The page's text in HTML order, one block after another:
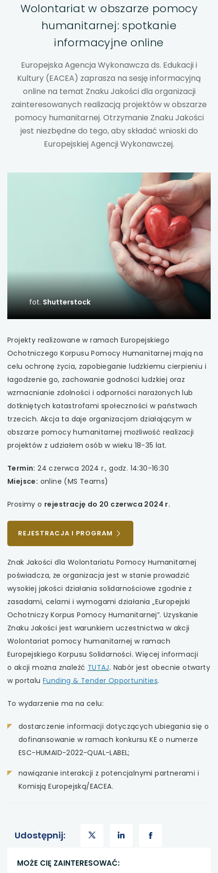
uwaga, link otwiera się w nowej karcie
uwaga, link otwiera się w nowej karcie
uwaga, link otwiera się w nowej karcie
uwaga, link otwiera się w nowej karcie
uwaga, link otwiera się w nowej karcie
uwaga, link otwiera się w nowej karcie
uwaga, link otwiera się w nowej karcie
uwaga, link otwiera się w nowej karcie
uwaga, link otwiera się w nowej karcie
uwaga, link otwiera się w nowej karcie
uwaga, link otwiera się w nowej karcie
uwaga, link otwiera się w nowej karcie
uwaga, link otwiera się w nowej karcie
uwaga, link otwiera się w nowej karcie
uwaga, link otwiera się w nowej karcie
uwaga, link otwiera się w nowej karcie
uwaga, link otwiera się w nowej karcie
uwaga, link otwiera się w nowej karcie
Wolontariat w obszarze pomocy
humanitarnej: spotkanie
informacyjne online
Europejska Agencja Wykonawcza ds. Edukacji i
Kultury (EACEA) zaprasza na sesję informacyjną
online na temat Znaku Jakości dla organizacji
zainteresowanych realizacją projektów w obszarze
pomocy humanitarnej. Otrzymanie Znaku Jakości
jest niezbędne do tego, aby składać wnioski do
Europejskiej Agencji Wykonawczej.
fot.Shutterstock
Projekty realizowane w ramach Europejskiego
Ochotniczego Korpusu Pomocy Humanitarnej mają na
celu ochronę życia, zapobieganie ludzkiemu cierpieniu i
łagodzenie go, zachowanie godności ludzkiej oraz
wzmacnianie zdolności i odporności narażonych lub
dotkniętych katastrofami społeczności w państwach
trzecich. Akcja ta daje organizacjom działającym w
obszarze pomocy humanitarnej możliwość realizacji
projektów z udziałem osób w wieku 18-35 lat.
Termin: 24 czerwca 2024 r., godz. 14:30-16:30
Miejsce: online (MS Teams)
Prosimy o rejestrację do 20 czerwca 2024 r.
REJESTRACJA I PROGRAM UWAGA,
SIĘ
W
NOWEJ
KARCIE
Znak Jakości dla Wolontariatu Pomocy Humanitarnej
poświadcza, że ​​organizacja jest w stanie prowadzić
wysokiej jakości działania solidarnościowe zgodnie z
zasadami, celami i wymogami działania „Europejski
Ochotniczy Korpus Pomocy Humanitarnej”. Uzyskanie
Znaku Jakości jest warunkiem uczestnictwa w akcji
Wolontariat pomocy humanitarnej w ramach
Europejskiego Korpusu Solidarności. Więcej informacji
o akcji można znaleźć TUTAJuwaga,
link
nowej
. Nabór jest obecnie otwarty
w portaluFunding & Tender Opportunitiesuwaga,
.
To wydarzenie ma na celu:
dostarczenie informacji dotyczących ubiegania się o
dofinansowanie w ramach konkursu KE o numerze
ESC-HUMAID-2022-QUAL-LABEL;
nawiązanie interakcji z potencjalnymi partnerami i
Komisją Europejską/EACEA.
Udostępnij: uwaga, uwaga,
uwaga,
MOŻE CIĘ ZAINTERESOWAĆ: